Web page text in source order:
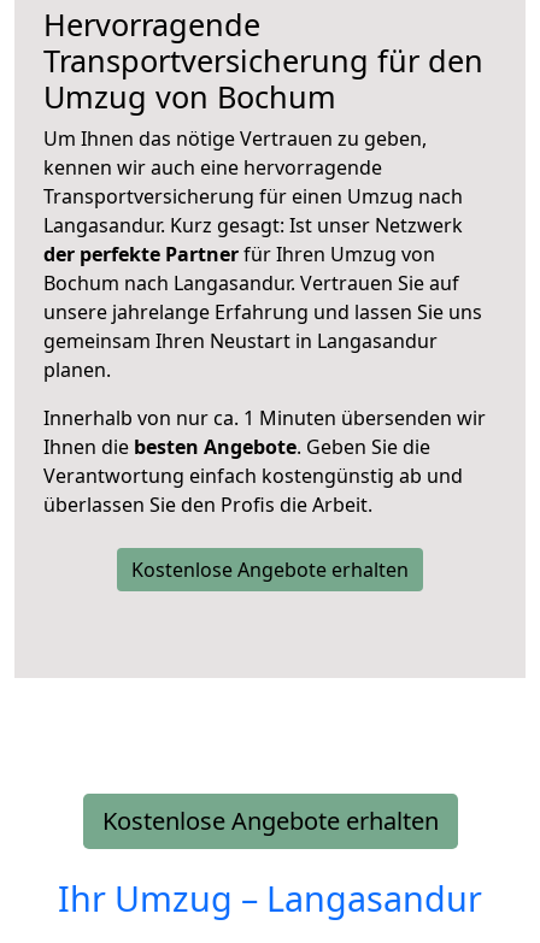
Hervorragende
Transportversicherung für den
Umzug von Bochum
Um Ihnen das nötige Vertrauen zu geben,
kennen wir auch eine hervorragende
Transportversicherung für einen Umzug nach
Langasandur. Kurz gesagt: Ist unser Netzwerk
der perfekte Partnerfür Ihren Umzug von
Bochum nach Langasandur. Vertrauen Sie auf
unsere jahrelange Erfahrung und lassen Sie uns
gemeinsam Ihren Neustart in Langasandur
planen.
Innerhalb von nur ca. 1 Minuten übersenden wir
Ihnen die besten Angebote. Geben Sie die
Verantwortung einfach kostengünstig ab und
überlassen Sie den Profis die Arbeit.
Kostenlose Angebote erhalten
Kostenlose Angebote erhalten
Ihr Umzug – Langasandur